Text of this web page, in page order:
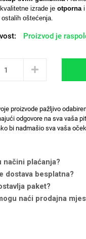
izrade je otpornai
oštećenja.
Proizvod je
proizvode pažljivo
odgovore na sva vaša
bi nadmašio sva vaša
načini plaćanja?
dostava besplatna?
paket?
naći prodajna